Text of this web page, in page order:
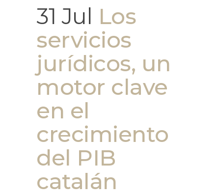
31 Jul Los
servicios
jurídicos, un
motor clave
en el
crecimiento
del PIB
catalán